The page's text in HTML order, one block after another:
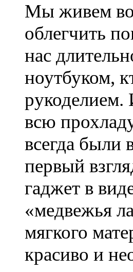
Мы живем во
облегчить
нас
ноутбуком,
всю
всегда были
первый
гаджет в
«медвежья
мягкого
красиво и